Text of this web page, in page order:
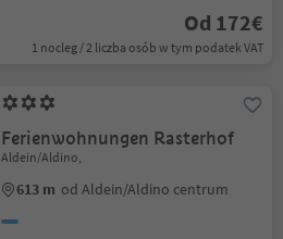
Od 172€
1 nocleg / 2 liczba osób w tym podatek VAT
Ferienwohnungen Rasterhof
Aldein/Aldino,
613 m od Aldein/Aldino centrum